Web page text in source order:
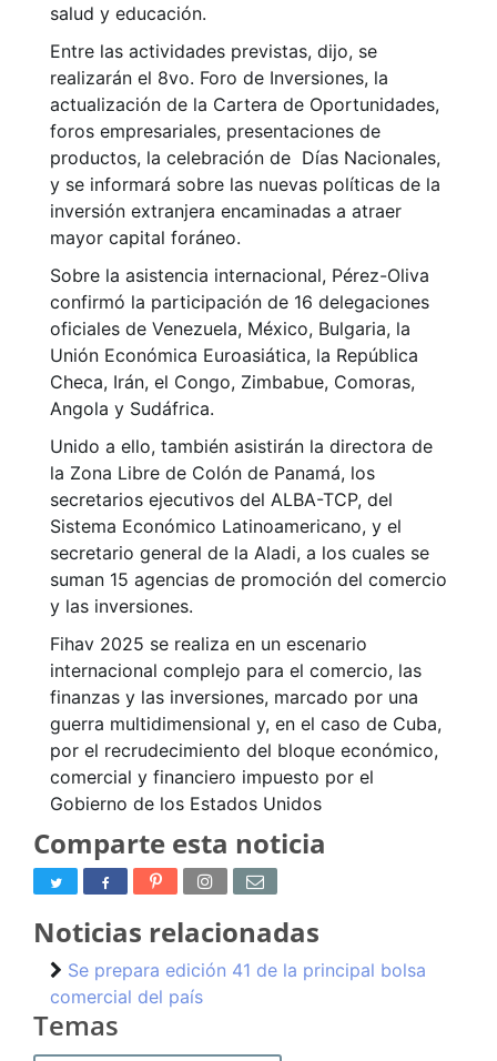
salud y educación.
Entre las actividades previstas, dijo, se
realizarán el 8vo. Foro de Inversiones, la
actualización de la Cartera de Oportunidades,
foros empresariales, presentaciones de
productos, la celebración de Días Nacionales,
y se informará sobre las nuevas políticas de la
inversión extranjera encaminadas a atraer
mayor capital foráneo.
Sobre la asistencia internacional, Pérez-Oliva
confirmó la participación de 16 delegaciones
oficiales de Venezuela, México, Bulgaria, la
Unión Económica Euroasiática, la República
Checa, Irán, el Congo, Zimbabue, Comoras,
Angola y Sudáfrica.
Unido a ello, también asistirán la directora de
la Zona Libre de Colón de Panamá, los
secretarios ejecutivos del ALBA-TCP, del
Sistema Económico Latinoamericano, y el
secretario general de la Aladi, a los cuales se
suman 15 agencias de promoción del comercio
y las inversiones.
Fihav 2025 se realiza en un escenario
internacional complejo para el comercio, las
finanzas y las inversiones, marcado por una
guerra multidimensional y, en el caso de Cuba,
por el recrudecimiento del bloque económico,
comercial y financiero impuesto por el
Gobierno de los Estados Unidos
Comparte esta noticia
Noticias relacionadas
Se prepara edición 41 de la principal bolsa
comercial del país
Temas